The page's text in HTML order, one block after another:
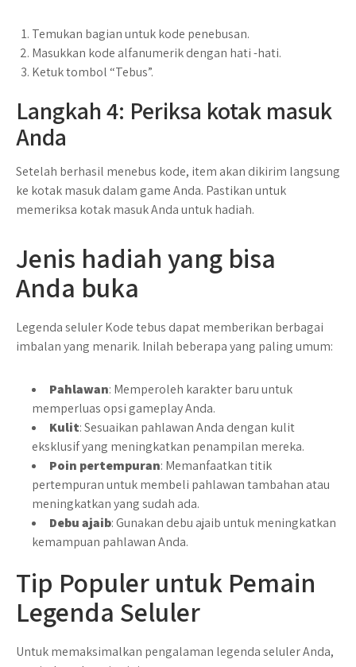
Temukan bagian untuk kode penebusan.
Masukkan kode alfanumerik dengan hati -hati.
Ketuk tombol “Tebus”.
Langkah 4: Periksa kotak masuk
Anda
Setelah berhasil menebus kode, item akan dikirim langsung
ke kotak masuk dalam game Anda. Pastikan untuk
memeriksa kotak masuk Anda untuk hadiah.
Jenis hadiah yang bisa
Anda buka
Legenda seluler Kode tebus dapat memberikan berbagai
imbalan yang menarik. Inilah beberapa yang paling umum:
Pahlawan: Memperoleh karakter baru untuk
memperluas opsi gameplay Anda.
Kulit: Sesuaikan pahlawan Anda dengan kulit
eksklusif yang meningkatkan penampilan mereka.
Poin pertempuran: Memanfaatkan titik
pertempuran untuk membeli pahlawan tambahan atau
meningkatkan yang sudah ada.
Debu ajaib: Gunakan debu ajaib untuk meningkatkan
kemampuan pahlawan Anda.
Tip Populer untuk Pemain
Legenda Seluler
Untuk memaksimalkan pengalaman legenda seluler Anda,